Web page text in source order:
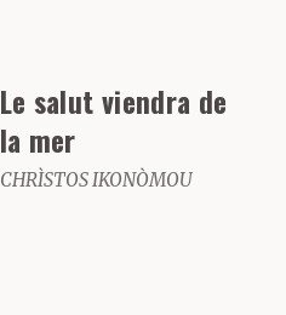
Le salut viendra de
la mer
CHRÌSTOS IKONÒMOU